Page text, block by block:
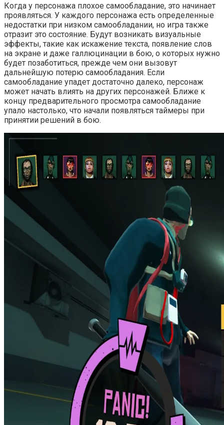
Когда у персонажа плохое самообладание, это начинает
проявляться. У каждого персонажа есть определенные
недостатки при низком самообладании, но игра также
отразит это состояние. Будут возникать визуальные
эффекты, такие как искажение текста, появление слов
на экране и даже галлюцинации в бою, о которых нужно
будет позаботиться, прежде чем они вызовут
дальнейшую потерю самообладания. Если
самообладание упадет достаточно далеко, персонаж
может начать влиять на других персонажей. Ближе к
концу предварительного просмотра самообладание
упало настолько, что начали появляться таймеры при
принятии решений в бою.